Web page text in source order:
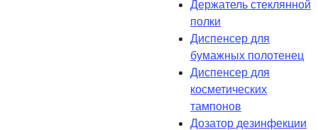
Держатель стеклянной
полки
Диспенсер для
бумажных полотенец
Диспенсер для
косметических
тампонов
Дозатор дезинфекции